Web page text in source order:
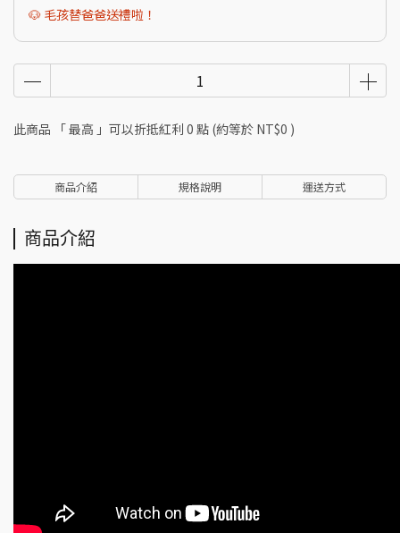
🐶 毛孩替爸爸送禮啦！
此商品 「 最高 」可以折抵紅利 0 點 (約等於 NT$0 )
商品介紹 規格說明 運送方式
商品介紹